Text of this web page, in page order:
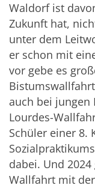
Waldorf ist
Zukunft hat,
unter dem
er schon mit
vor gebe es
auch bei jungen
Lourdes-
Schüler einer 8.
dabei. Und
Wallfahrt mit